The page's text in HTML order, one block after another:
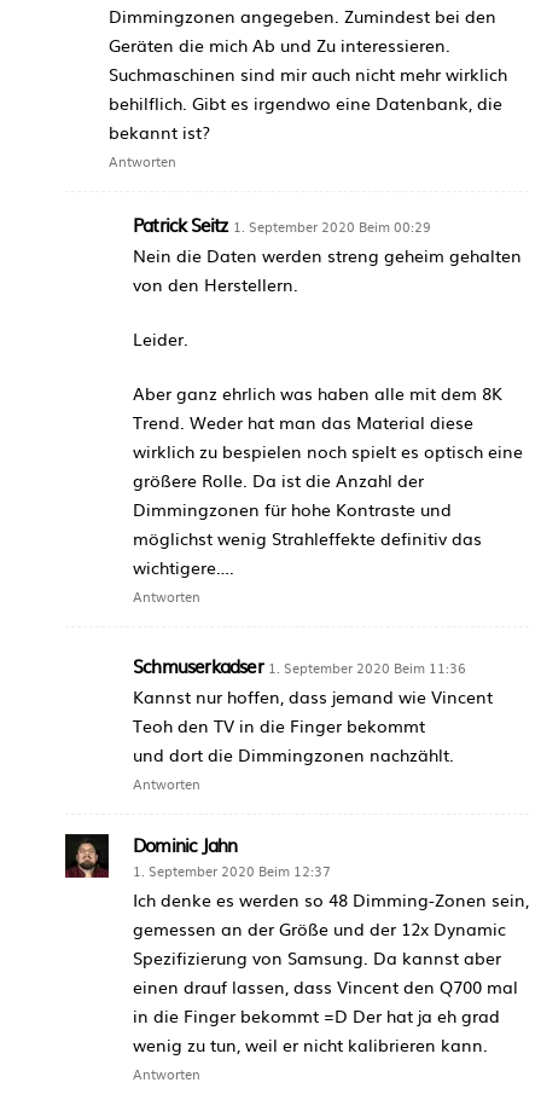
Dimmingzonen angegeben. Zumindest bei den
Geräten die mich Ab und Zu interessieren.
Suchmaschinen sind mir auch nicht mehr wirklich
behilflich. Gibt es irgendwo eine Datenbank, die
bekannt ist?
Antworten
Patrick Seitz 1. September 2020 Beim 00:29
Nein die Daten werden streng geheim gehalten
von den Herstellern.
Leider.
Aber ganz ehrlich was haben alle mit dem 8K
Trend. Weder hat man das Material diese
wirklich zu bespielen noch spielt es optisch eine
größere Rolle. Da ist die Anzahl der
Dimmingzonen für hohe Kontraste und
möglichst wenig Strahleffekte definitiv das
wichtigere….
Antworten
Schmuserkadser 1. September 2020 Beim 11:36
Kannst nur hoffen, dass jemand wie Vincent
Teoh den TV in die Finger bekommt
und dort die Dimmingzonen nachzählt.
Antworten
Dominic Jahn
1. September 2020 Beim 12:37
Ich denke es werden so 48 Dimming-Zonen sein,
gemessen an der Größe und der 12x Dynamic
Spezifizierung von Samsung. Da kannst aber
einen drauf lassen, dass Vincent den Q700 mal
in die Finger bekommt =D Der hat ja eh grad
wenig zu tun, weil er nicht kalibrieren kann.
Antworten